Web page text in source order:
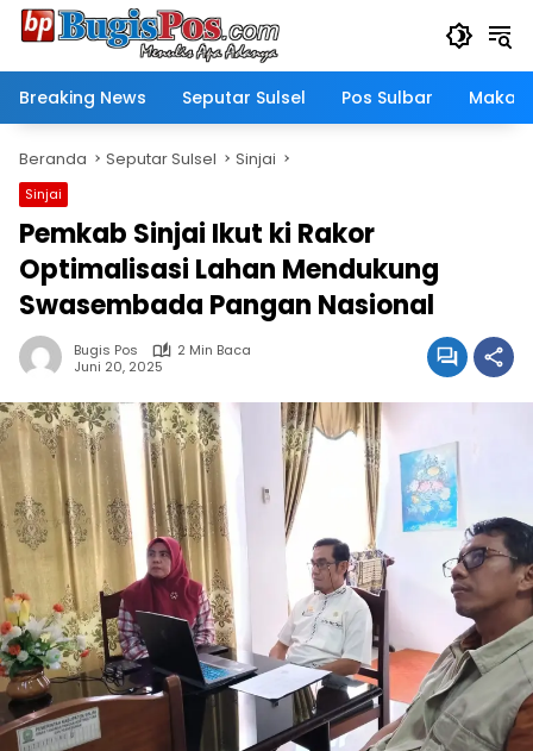
Langsung
Breaking News
Seputar Sulsel Pos Sulbar
Beranda Seputar Sulsel Sinjai
Sinjai
Pemkab Sinjai Ikut ki Rakor
Optimalisasi Lahan Mendukung
Swasembada Pangan Nasional
Bugis Pos
2 Min Baca
Juni 20, 2025